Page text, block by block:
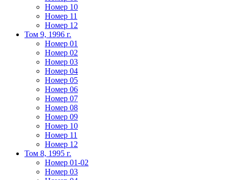
Номер 10
Номер 11
Номер 12
Том 9, 1996 г.
Номер 01
Номер 02
Номер 03
Номер 04
Номер 05
Номер 06
Номер 07
Номер 08
Номер 09
Номер 10
Номер 11
Номер 12
Том 8, 1995 г.
Номер 01-02
Номер 03